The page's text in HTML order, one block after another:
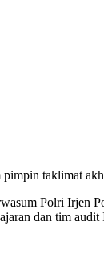
taklimat
Polri Irjen
dan tim